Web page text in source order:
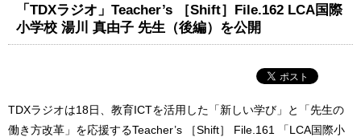
「TDXラジオ」Teacher’s ［Shift］File.162 LCA国際
小学校 湯川 真由子 先生（後編）を公開
TDXラジオは18日、教育ICTを活用した「新しい学び」と「先生の
働き方改革」を応援するTeacher’s ［Shift］ File.161 「LCA国際小